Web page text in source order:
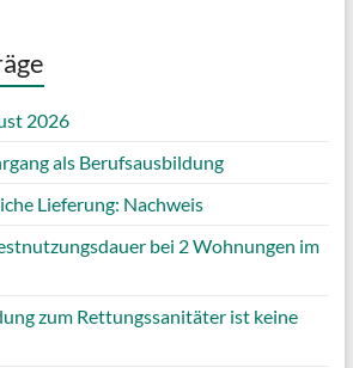
2026
als Berufsausbildung
Lieferung: Nachweis
bei 2 Wohnungen im
zum Rettungssanitäter ist keine